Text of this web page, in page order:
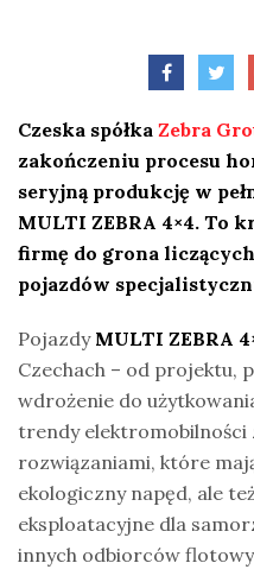
Czeska spółka Zebra
zakończeniu procesu
seryjną produkcję w
MULTI ZEBRA 4×4. To
firmę do grona
pojazdów
Pojazdy MULTI ZEBRA
Czechach – od projektu,
wdrożenie do
trendy elektromobilności
rozwiązaniami, które
ekologiczny napęd, ale
eksploatacyjne dla
innych odbiorców